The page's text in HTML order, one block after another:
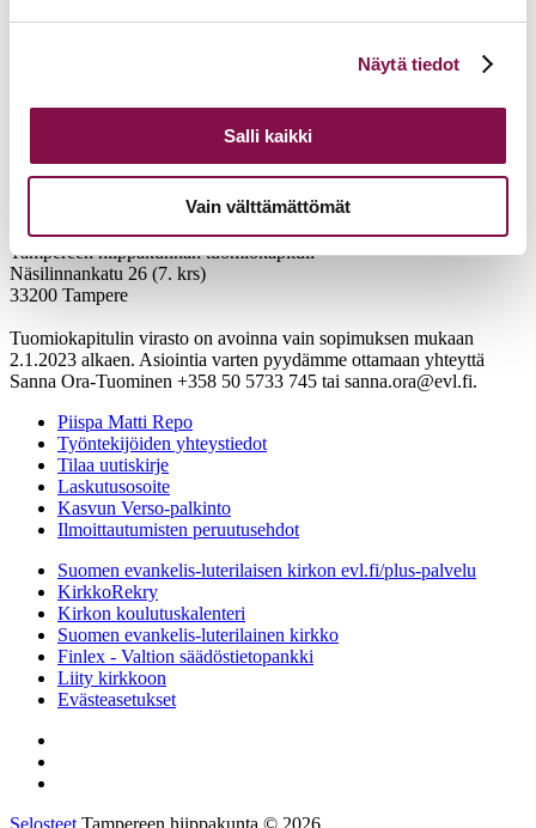
linkistä.
Näytä tiedot
Salli kaikki
Vain välttämättömät
Tampereen hiippakunnan tuomiokapituli
Näsilinnankatu 26 (7. krs)
33200 Tampere
Tuomiokapitulin virasto on avoinna vain sopimuksen mukaan
2.1.2023 alkaen. Asiointia varten pyydämme ottamaan yhteyttä
Sanna Ora-Tuominen +358 50 5733 745 tai sanna.ora@evl.fi.
Piispa Matti Repo
Työntekijöiden yhteystiedot
Tilaa uutiskirje
Laskutusosoite
Kasvun Verso-palkinto
Ilmoittautumisten peruutusehdot
Suomen evankelis-luterilaisen kirkon evl.fi/plus-palvelu
KirkkoRekry
Kirkon koulutuskalenteri
Suomen evankelis-luterilainen kirkko
Finlex - Valtion säädöstietopankki
Liity kirkkoon
Evästeasetukset
Selosteet Tampereen hiippakunta © 2026